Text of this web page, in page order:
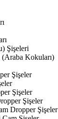
Şişeleri
Kokuları)
Şişeler
Şişeler
Şişeler
Dropper Şişeler